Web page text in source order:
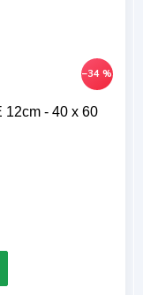
–34 %
12cm - 40 x 60